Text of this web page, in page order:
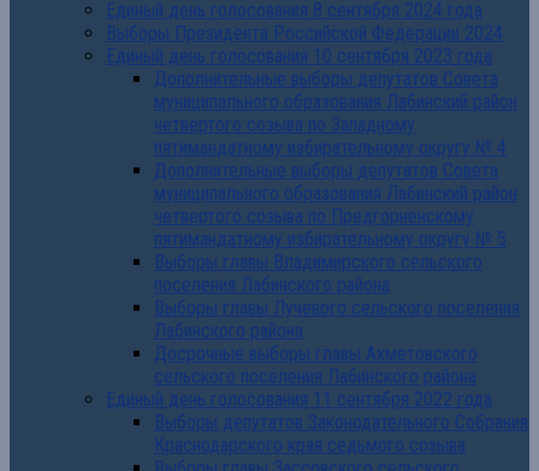
Единый день голосования 8 сентября 2024 года
Выборы Президента Российской Федерации 2024
Единый день голосования 10 сентября 2023 года
Дополнительные выборы депутатов Совета
муниципального образования Лабинский район
четвертого созыва по Западному
пятимандатному избирательному округу № 4
Дополнительные выборы депутатов Совета
муниципального образования Лабинский район
четвертого созыва по Предгорненскому
пятимандатному избирательному округу № 5
Выборы главы Владимирского сельского
поселения Лабинского района
Выборы главы Лучевого сельского поселения
Лабинского района
Досрочные выборы главы Ахметовского
сельского поселения Лабинского района
Единый день голосования 11 сентября 2022 года
Выборы депутатов Законодательного Собрания
Краснодарского края седьмого созыва